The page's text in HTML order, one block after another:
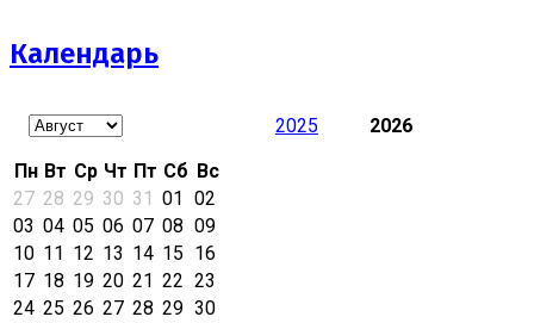
Календарь
2025 2026
Пн Вт Ср Чт Пт Сб Вс
27 28 29 30 31 01 02
03 04 05 06 07 08 09
10 11 12 13 14 15 16
17 18 19 20 21 22 23
24 25 26 27 28 29 30